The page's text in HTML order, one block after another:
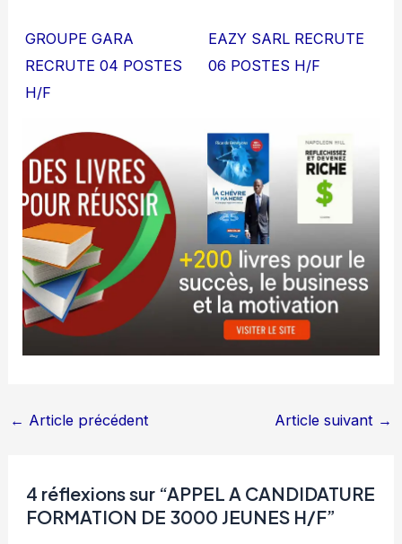
GROUPE GARA
RECRUTE 04 POSTES
H/F
EAZY SARL RECRUTE
06 POSTES H/F
← Article précédent Article suivant →
4 réflexions sur “APPEL A CANDIDATURE
FORMATION DE 3000 JEUNES H/F”